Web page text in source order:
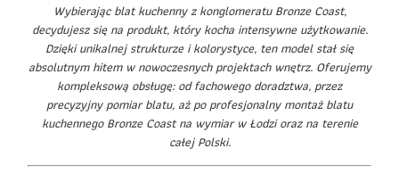
Wybierając blat kuchenny z konglomeratu Bronze Coast,
decydujesz się na produkt, który kocha intensywne użytkowanie.
Dzięki unikalnej strukturze i kolorystyce, ten model stał się
absolutnym hitem w nowoczesnych projektach wnętrz. Oferujemy
kompleksową obsługę: od fachowego doradztwa, przez
precyzyjny pomiar blatu, aż po profesjonalny montaż blatu
kuchennego Bronze Coast na wymiar w Łodzi oraz na terenie
całej Polski.